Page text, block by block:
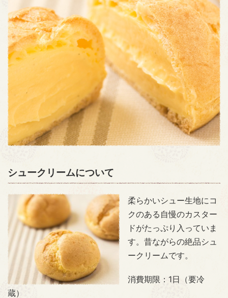
シュークリームについて
柔らかいシュー生地にコ
クのある自慢のカスター
ドがたっぷり入っていま
す。昔ながらの絶品シュ
ークリームです。
消費期限：1日（要冷
蔵）